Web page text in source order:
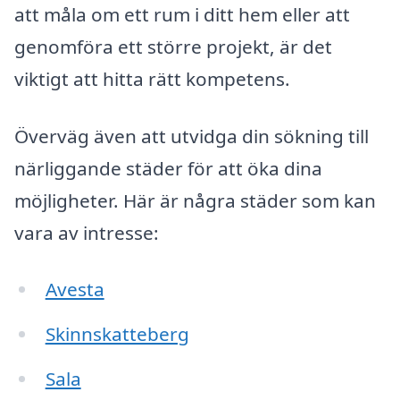
att måla om ett rum i ditt hem eller att
genomföra ett större projekt, är det
viktigt att hitta rätt kompetens.
Överväg även att utvidga din sökning till
närliggande städer för att öka dina
möjligheter. Här är några städer som kan
vara av intresse:
Avesta
Skinnskatteberg
Sala